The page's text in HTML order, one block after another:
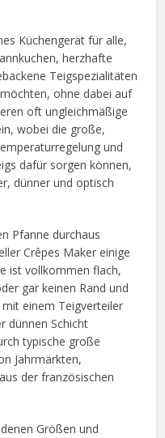
Küchengerät für alle,
herzhafte
Teigspezialitäten
ohne dabei auf
oft ungleichmäßige
wobei die große,
und
dafür sorgen können,
dünner und optisch
Pfanne durchaus
Crêpes Maker einige
ist vollkommen flach,
gar keinen Rand und
einem Teigverteiler
dünnen Schicht
typische große
Jahrmärkten,
der französischen
Größen und